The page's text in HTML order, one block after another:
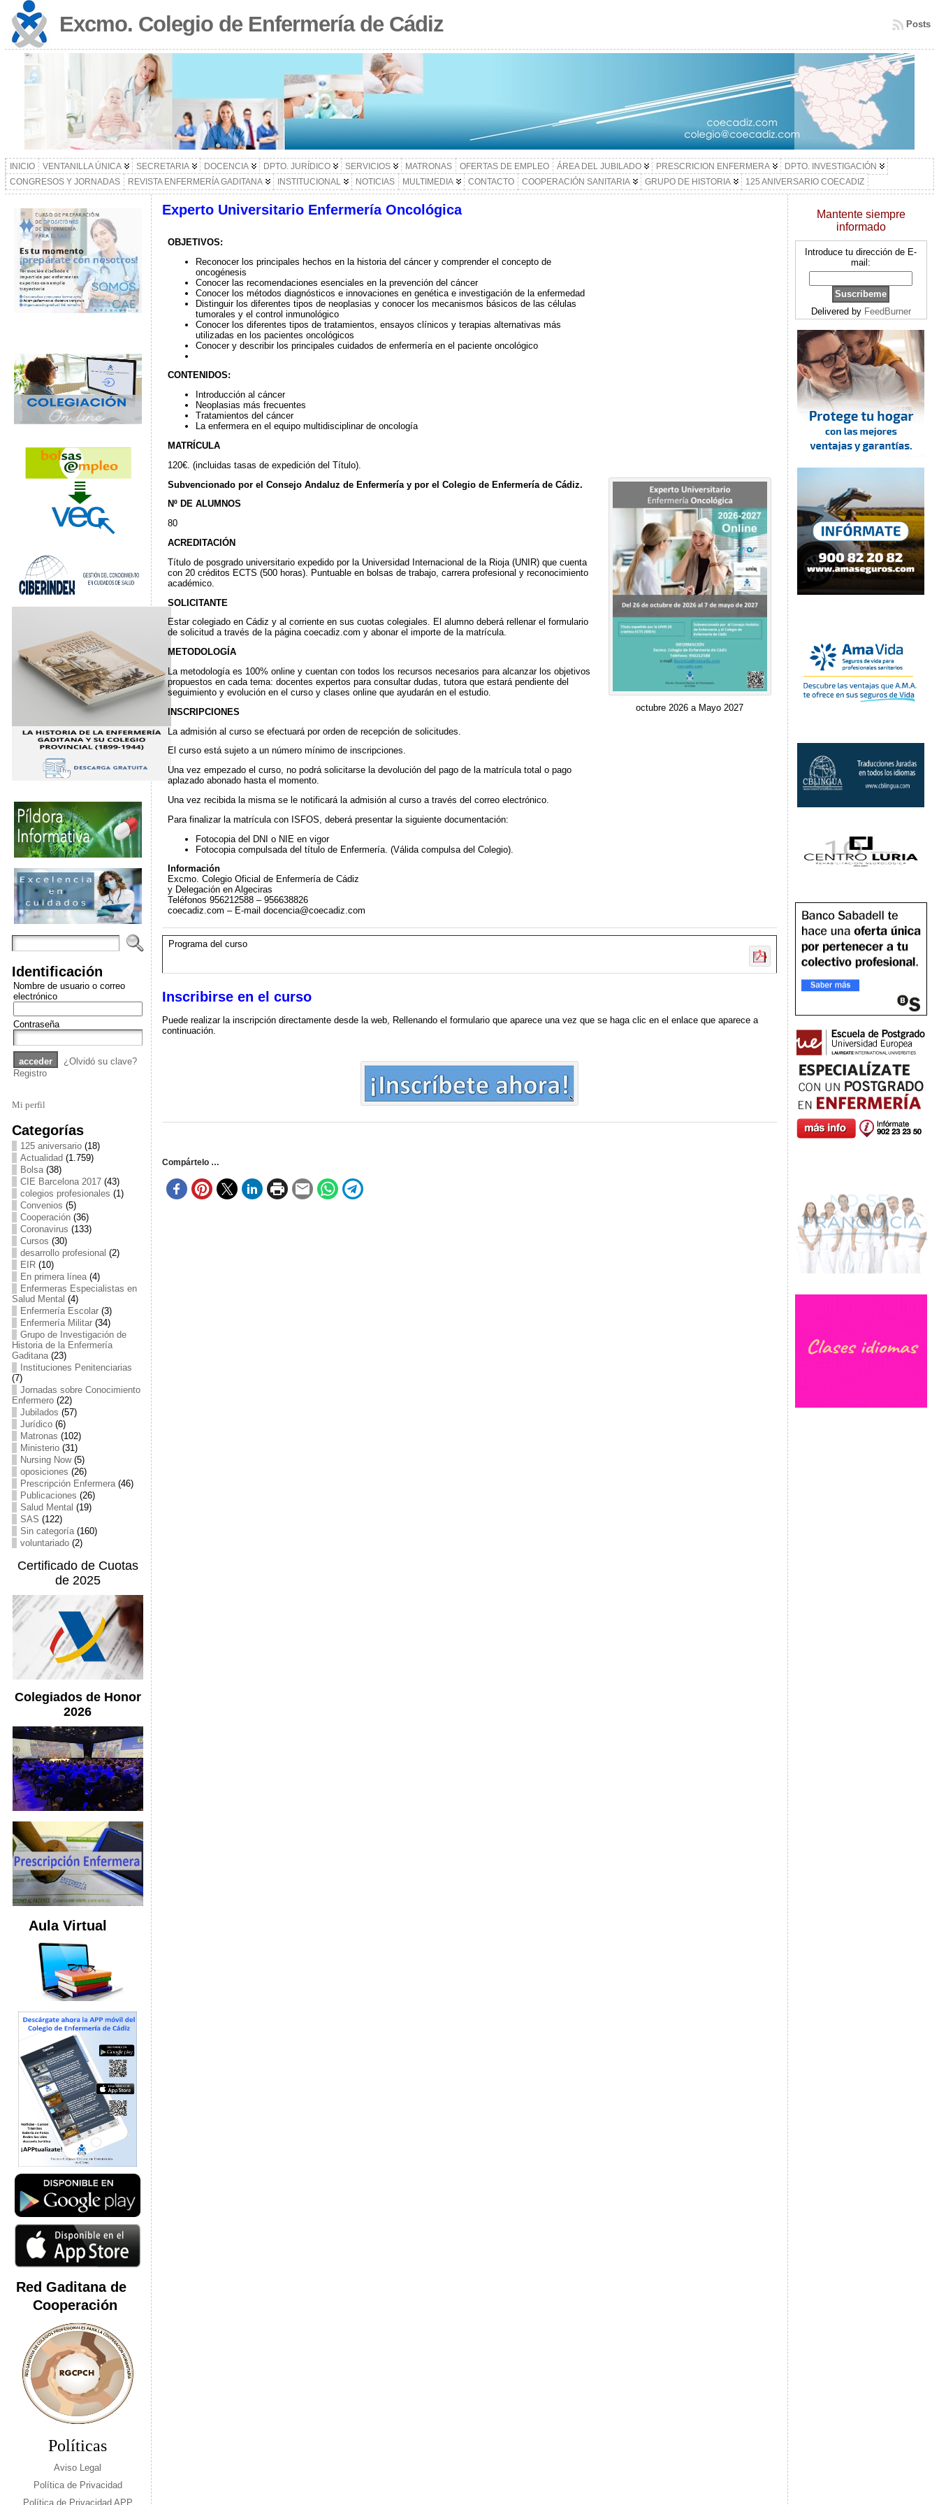
Excmo. Colegio de Enfermería de Cádiz Posts
INICIO VENTANILLA ÚNICA SECRETARIA DOCENCIA DPTO. JURÍDICO SERVICIOS MATRONAS OFERTAS DE EMPLEO ÁREA DEL JUBILADO PRESCRICION ENFERMERA
DPTO. INVESTIGACIÓN
CONGRESOS Y JORNADAS
REVISTA ENFERMERÍA GADITANA INSTITUCIONAL NOTICIAS MULTIMEDIA CONTACTO COOPERACIÓN SANITARIA GRUPO DE HISTORIA 125 ANIVERSARIO COECADIZ
Identificación
Nombre de usuario o correo
electrónico
Contraseña
¿Olvidó su clave?
Registro
Mi perfil
Categorías
125 aniversario(18)
Actualidad (1.759)
Bolsa(38)
CIE Barcelona 2017(43)
colegios profesionales (1)
Convenios (5)
Cooperación(36)
Coronavirus (133)
Cursos (30)
desarrollo profesional (2)
EIR(10)
En primera línea(4)
Enfermeras Especialistas en
Salud Mental (4)
Enfermería Escolar(3)
Enfermería Militar(34)
Grupo de Investigación de
Historia de la Enfermería
Gaditana(23)
Instituciones Penitenciarias
(7)
Jornadas sobre Conocimiento
Enfermero(22)
Jubilados (57)
Jurídico(6)
Matronas (102)
Ministerio(31)
Nursing Now(5)
oposiciones (26)
Prescripción Enfermera(46)
Publicaciones (26)
Salud Mental (19)
SAS (122)
Sin categoría(160)
voluntariado(2)
Certificado de Cuotas
de 2025
Colegiados de Honor
2026
Aula Virtual
Red Gaditana de
Cooperación
Políticas
Aviso Legal
Política de Privacidad
Política de Privacidad APP
Experto Universitario Enfermería Oncológica
OBJETIVOS:
Reconocer los principales hechos en la historia del cáncer y comprender el concepto de
oncogénesis
Conocer las recomendaciones esenciales en la prevención del cáncer
Conocer los métodos diagnósticos e innovaciones en genética e investigación de la enfermedad
Distinguir los diferentes tipos de neoplasias y conocer los mecanismos básicos de las células
tumorales y el control inmunológico
Conocer los diferentes tipos de tratamientos, ensayos clínicos y terapias alternativas más
utilizadas en los pacientes oncológicos
Conocer y describir los principales cuidados de enfermería en el paciente oncológico
CONTENIDOS:
Introducción al cáncer
Neoplasias más frecuentes
Tratamientos del cáncer
La enfermera en el equipo multidisciplinar de oncología
MATRÍCULA
120€. (incluidas tasas de expedición del Título).
Subvencionado por el Consejo Andaluz de Enfermería y por el Colegio de Enfermería de Cádiz.
NºDE ALUMNOS
80
ACREDITACIÓN
Título de posgrado universitario expedido por la Universidad Internacional de la Rioja (UNIR) que cuenta
con 20 créditos ECTS (500 horas). Puntuable en bolsas de trabajo, carrera profesional y reconocimiento
académico.
SOLICITANTE
Estar colegiado en Cádiz y al corriente en sus cuotas colegiales. El alumno deberá rellenar el formulario
de solicitud a través de la página coecadiz.com y abonar el importe de la matrícula.
METODOLOGÍA
La metodología es 100% online y cuentan con todos los recursos necesarios para alcanzar los objetivos
propuestos en cada tema: docentes expertos para consultar dudas, tutora que estará pendiente del
seguimiento y evolución en el curso y clases online que ayudarán en el estudio.
INSCRIPCIONES
La admisión al curso se efectuará por orden de recepción de solicitudes.
El curso está sujeto a un número mínimo de inscripciones.
Una vez empezado el curso, no podrá solicitarse la devolución del pago de la matrícula total o pago
aplazado abonado hasta el momento.
Una vez recibida la misma se le notificará la admisión al curso a través del correo electrónico.
Para finalizar la matrícula con ISFOS, deberá presentar la siguiente documentación:
Fotocopia del DNI o NIE en vigor
Fotocopia compulsada del título de Enfermería. (Válida compulsa del Colegio).
Información
Excmo. Colegio Oficial de Enfermería de Cádiz
y Delegación en Algeciras
Teléfonos 956212588 – 956638826
coecadiz.com – E-mail docencia@coecadiz.com
octubre 2026 a Mayo 2027
Programa del curso
Inscribirse en el curso
Puede realizar la inscripción directamente desde la web, Rellenando el formulario que aparece una vez que se haga clic en el enlace que aparece a
continuación.
Compártelo …
Mantente siempre
informado
Introduce tu dirección de E-
mail:
Delivered by FeedBurner